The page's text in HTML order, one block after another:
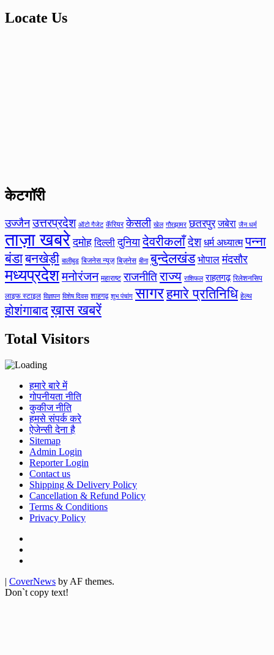
Locate Us
केटगॉरी
उज्जैन उत्तरप्रदेश ऑटो गैजेट कॅरियर केसली खेल गौरझामर छतरपुर जबेरा जैन धर्म
ताज़ा खबरे दमोह दिल्ली दुनिया देवरीकलाँदेश धर्म अध्यात्म पन्ना
बंडाबनखेड़ी बालीबुड बिजनेस न्यूज़ बिज़नेस बीना बुन्देलखंड भोपाल मंदसौर
मध्यप्रदेशमनोरंजन महाराष्ट राजनीतिराज्य राशिफल राहतगढ़ रिलेशनसिप
लाइफ स्टाइल विज्ञापन विशेष दिवस शाहगढ़ शुभ पंचांग सागरहमारे प्रतिनिधि हेल्थ
होशंगाबादख़ास खबरें
Total Visitors
हमारे बारे में
गोपनीयता नीति
कुकीज नीति
हमसे संपर्क करे
ऐजेन्सी देना है
Sitemap
Admin Login
Reporter Login
Contact us
Shipping & Delivery Policy
Cancellation & Refund Policy
Terms & Conditions
Privacy Policy
| CoverNews by AF themes.
Don`t copy text!